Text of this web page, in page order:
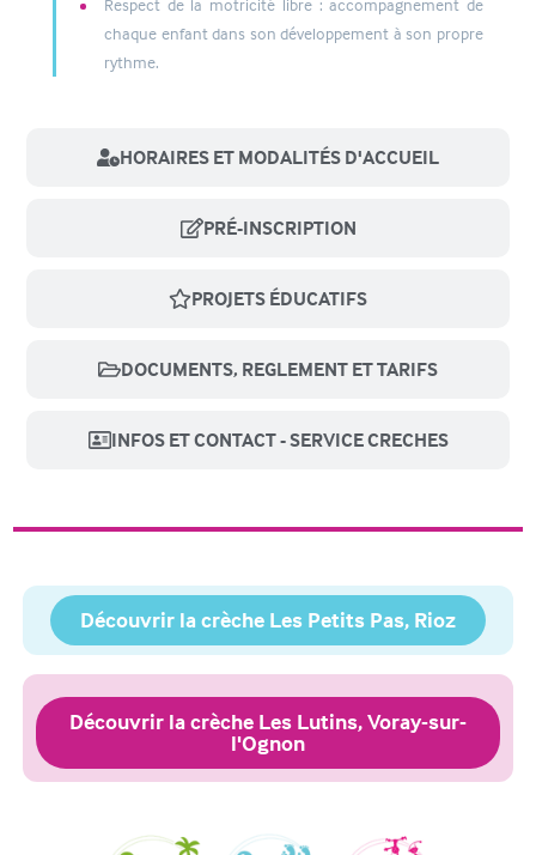
HORAIRES ET MODALITÉS D'ACCUEIL
PRÉ-INSCRIPTION
PROJETS ÉDUCATIFS
DOCUMENTS, REGLEMENT ET TARIFS
INFOS ET CONTACT - SERVICE CRECHES
Respect de la motricité libre : accompagnement de
chaque enfant dans son développement à son propre
rythme.
Découvrir la crèche Les Petits Pas, Rioz
Découvrir la crèche Les Lutins, Voray-sur-
l'Ognon